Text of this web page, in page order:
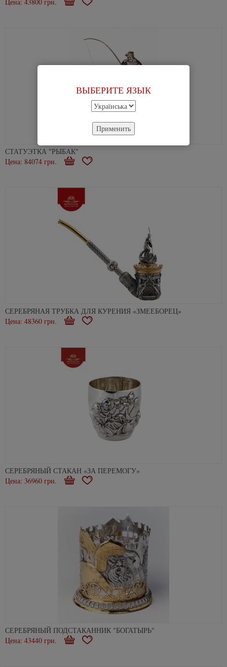
ВЫБЕРИТЕ ЯЗЫК
Применить
СТАТУЭТКА "РЫБАК"
Цена: 84074 грн.
В
В
СЕРЕБРЯНАЯ ТРУБКА ДЛЯ КУРЕНИЯ «ЗМЕЕБОРЕЦ»
Цена: 48360 грн.
В
В
СЕРЕБРЯНЫЙ СТАКАН «ЗА ПЕРЕМОГУ»
Цена: 36960 грн.
В
В
СЕРЕБРЯНЫЙ ПОДСТАКАННИК "БОГАТЫРЬ"
Цена: 43440 грн.
В
В